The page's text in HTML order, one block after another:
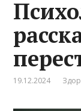
19.12.2024